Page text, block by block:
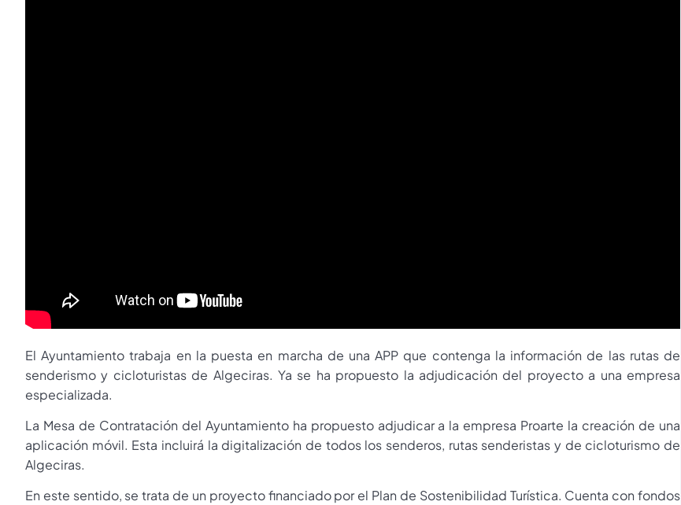
El Ayuntamiento trabaja en la puesta en marcha de una APP que contenga la información de las rutas de
senderismo y cicloturistas de Algeciras. Ya se ha propuesto la adjudicación del proyecto a una empresa
especializada.
La Mesa de Contratación del Ayuntamiento ha propuesto adjudicar a la empresa Proarte la creación de una
aplicación móvil. Esta incluirá la digitalización de todos los senderos, rutas senderistas y de cicloturismo de
Algeciras.
En este sentido, se trata de un proyecto financiado por el Plan de Sostenibilidad Turística. Cuenta con fondos